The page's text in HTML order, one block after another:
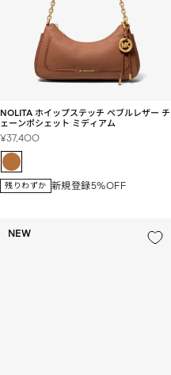
NOLITA ホイップステッチ ぺブルレザー チ
ェーンポシェット ミディアム
セ
ー
ル
価
格
¥37,400
残りわずか 新規登録5%OFF
NEW